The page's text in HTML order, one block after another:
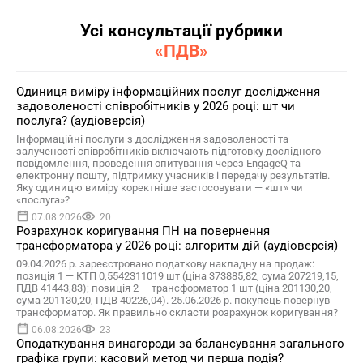
Усі консультації рубрики
«ПДВ»
Одиниця виміру інформаційних послуг дослідження
задоволеності співробітників у 2026 році: шт чи
послуга? (аудіоверсія)
Інформаційні послуги з дослідження задоволеності та
залученості співробітників включають підготовку дослідного
повідомлення, проведення опитування через EngageQ та
електронну пошту, підтримку учасників і передачу результатів.
Яку одиницю виміру коректніше застосовувати — «шт» чи
«послуга»?
07.08.2026 20
Розрахунок коригування ПН на повернення
трансформатора у 2026 році: алгоритм дій (аудіоверсія)
09.04.2026 р. зареєстровано податкову накладну на продаж:
позиція 1 — КТП 0,5542311019 шт (ціна 373885,82, сума 207219,15,
ПДВ 41443,83); позиція 2 — трансформатор 1 шт (ціна 201130,20,
сума 201130,20, ПДВ 40226,04). 25.06.2026 р. покупець повернув
трансформатор. Як правильно скласти розрахунок коригування?
06.08.2026 23
Оподаткування винагороди за балансування загального
графіка групи: касовий метод чи перша подія?